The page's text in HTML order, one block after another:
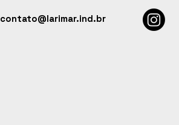
contato@larimar.ind.br